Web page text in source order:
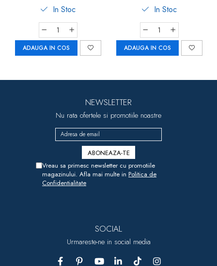
In Stoc
ADAUGA IN COS
In Stoc
ADAUGA IN COS
NEWSLETTER
Nu rata ofertele si promotiile noastre
Vreau sa primesc newsletter cu promotiile
magazinului. Afla mai multe in Politica de
Confidentialitate
SOCIAL
Urmareste-ne in social media